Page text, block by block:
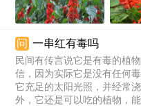
问 一串红有毒吗
民间有传言说它是有毒的植
信，因为实际它是没有任何
它充足的太阳光照，并经常
外，它还是可以吃的植物，